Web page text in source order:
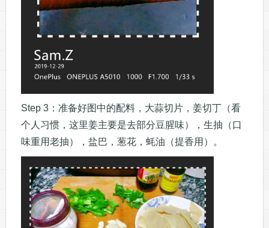
Step 3：准备好图中的配料，大蒜切片，姜切丁（看
个人习惯，这里姜主要是去部分豆腥味），生抽（口
味重用老抽），盐巴，葱花，蚝油（提香用）。